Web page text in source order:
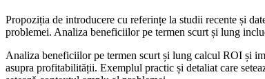
Propoziția de introducere cu referințe la studii recente și
problemei. Analiza beneficiilor pe termen scurt și lung
Analiza beneficiilor pe termen scurt și lung calcul ROI și
asupra profitabilității. Exemplul practic și detaliat care